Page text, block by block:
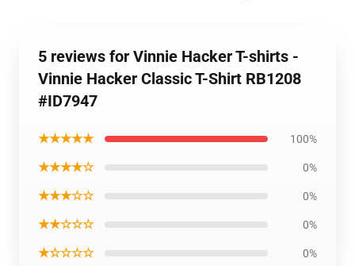
5 reviews for Vinnie Hacker T-shirts -
Vinnie Hacker Classic T-Shirt RB1208
#ID7947
★★★★★ 100%
★★★★☆ 0%
★★★☆☆ 0%
★★☆☆☆ 0%
★☆☆☆☆ 0%